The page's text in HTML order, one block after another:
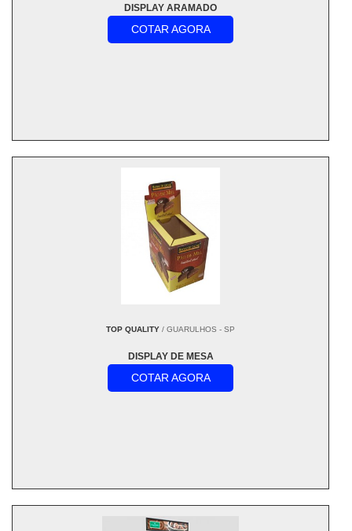
DISPLAY ARAMADO
COTAR AGORA
TOP QUALITY / GUARULHOS - SP
DISPLAY DE MESA
COTAR AGORA